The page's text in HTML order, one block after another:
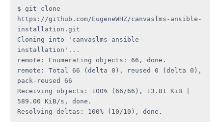
$ git clone
https://github.com/EugeneWHZ/canvaslms-ansible-
installation.git
Cloning into 'canvaslms-ansible-
installation'...
remote: Enumerating objects: 66, done.
remote: Total 66 (delta 0), reused 0 (delta 0),
pack-reused 66
Receiving objects: 100% (66/66), 13.81 KiB |
589.00 KiB/s, done.
Resolving deltas: 100% (10/10), done.